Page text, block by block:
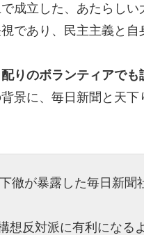
成立した、あたらしい
であり、民主主義と自
配りのボランティアでも
景に、毎日新聞と天
下徹が暴露した毎日新
想反対派に有利になる